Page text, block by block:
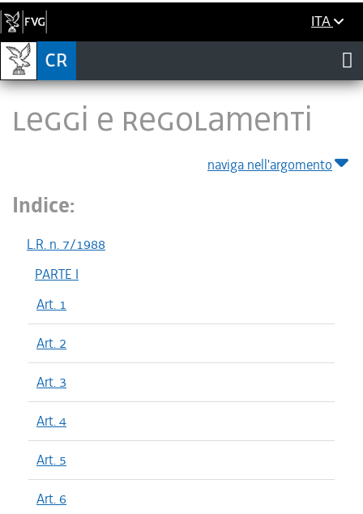
ITA
LEGGI E REGOLAMENTI
naviga nell'argomento
Indice:
L.R. n. 7/1988
PARTE I
Art. 1
Art. 2
Art. 3
Art. 4
Art. 5
Art. 6